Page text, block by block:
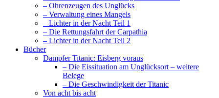
– Ohrenzeugen des Unglücks
– Verwaltung eines Mangels
– Lichter in der Nacht Teil 1
– Die Rettungsfahrt der Carpathia
– Lichter in der Nacht Teil 2
Bücher
Dampfer Titanic: Eisberg voraus
– Die Eissituation am Unglücksort – weitere
Belege
– Die Geschwindigkeit der Titanic
Von acht bis acht